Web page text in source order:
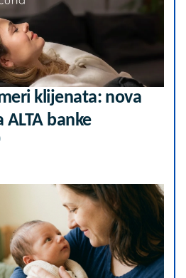
klijenata: nova
banke